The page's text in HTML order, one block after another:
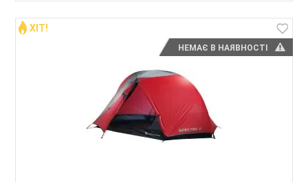
НЕМАЄ В НАЯВНОСТІ
ХІТ!